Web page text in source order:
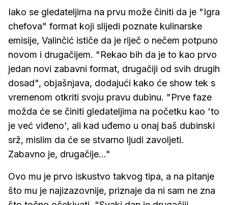
Iako se gledateljima na prvu može činiti da je "Igra
chefova" format koji slijedi poznate kulinarske
emisije, Valinčić ističe da je riječ o nečem potpuno
novom i drugačijem. "Rekao bih da je to kao prvo
jedan novi zabavni format, drugačiji od svih drugih
dosad", objašnjava, dodajući kako će show tek s
vremenom otkriti svoju pravu dubinu. "Prve faze
možda će se činiti gledateljima na početku kao 'to
je već viđeno', ali kad uđemo u onaj baš dubinski
srž, mislim da će se stvarno ljudi zavoljeti.
Zabavno je, drugačije..."
Ovo mu je prvo iskustvo takvog tipa, a na pitanje
što mu je najizazovnije, priznaje da ni sam ne zna